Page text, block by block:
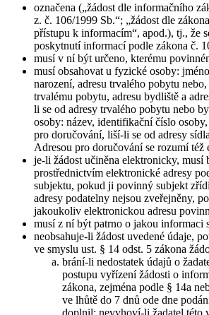
označena („žádost dle informačního
z. č. 106/1999 Sb.“; „žádost dle
přístupu k informacím“, apod.), tj., že
poskytnutí informací podle zákona č.
musí v ní být určeno, kterému
musí obsahovat u fyzické osoby:
narození, adresu trvalého pobytu
trvalému pobytu, adresu bydliště a
li se od adresy trvalého pobytu nebo
osoby: název, identifikační číslo osoby,
pro doručování, liší-li se od adresy
Adresou pro doručování se rozumí též
je-li žádost učiněna elektronicky, musí
prostřednictvím elektronické adresy
subjektu, pokud ji povinný subjekt
adresy podatelny nejsou zveřejněny,
jakoukoliv elektronickou adresu
musí z ní být patrno o jakou informaci
neobsahuje-li žádost uvedené údaje,
ve smyslu ust. § 14 odst. 5 zákona
brání-li nedostatek údajů o
postupu vyřízení žádosti o
zákona, zejména podle § 14a
ve lhůtě do 7 dnů ode dne
doplnil; nevyhoví-li žadatel této